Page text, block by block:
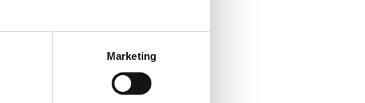
Marketing